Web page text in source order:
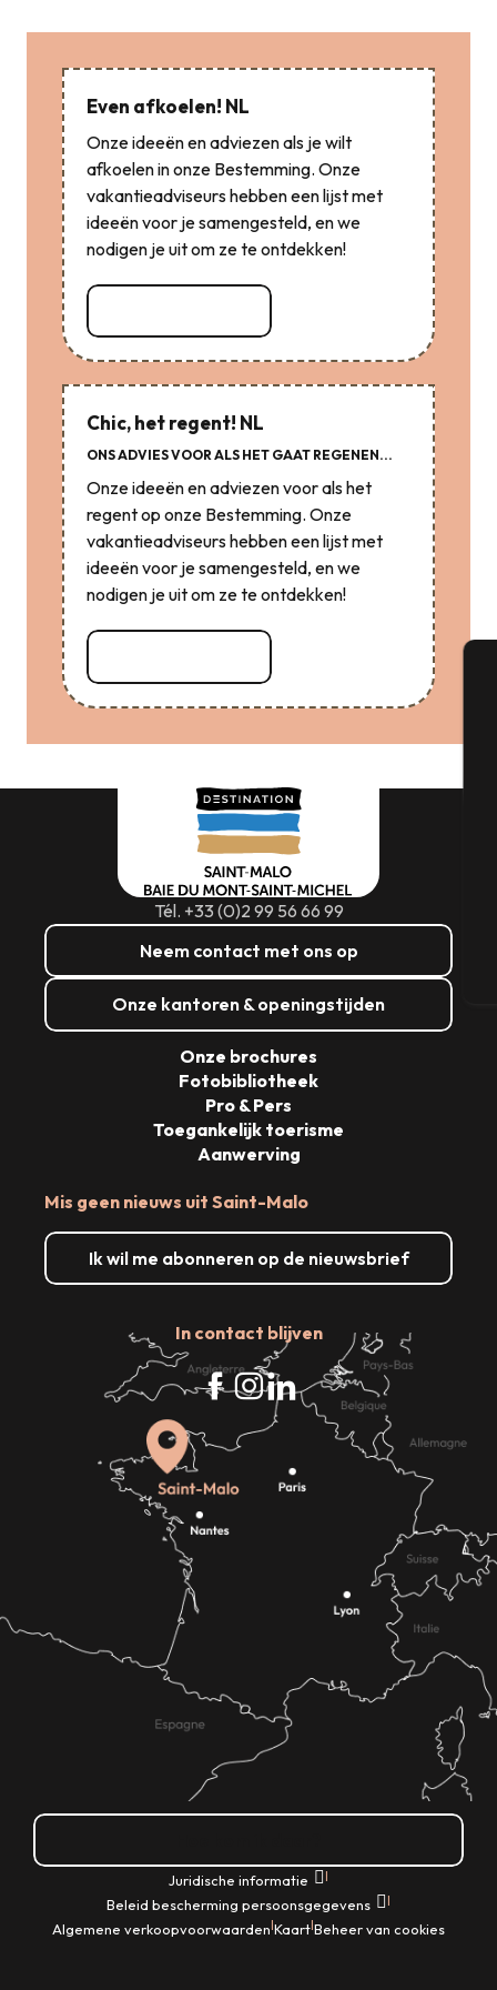
Even afkoelen! NL
Onze ideeën en adviezen als je wilt
afkoelen in onze Bestemming. Onze
vakantieadviseurs hebben een lijst met
ideeën voor je samengesteld, en we
nodigen je uit om ze te ontdekken!
Chic, het regent! NL
ONS ADVIES VOOR ALS HET GAAT REGENEN...
Onze ideeën en adviezen voor als het
regent op onze Bestemming. Onze
vakantieadviseurs hebben een lijst met
ideeën voor je samengesteld, en we
nodigen je uit om ze te ontdekken!
Tél. +33 (0)2 99 56 66 99
Neem contact met ons op
Onze kantoren & openingstijden
Mis geen nieuws uit Saint-Malo
Ik wil me abonneren op de nieuwsbrief
In contact blijven
Onze brochures
Fotobibliotheek
Pro & Pers
Toegankelijk toerisme
Aanwerving
Juridische informatie |
Beleid bescherming persoonsgegevens |
Algemene verkoopvoorwaarden|Kaart|Beheer van cookies